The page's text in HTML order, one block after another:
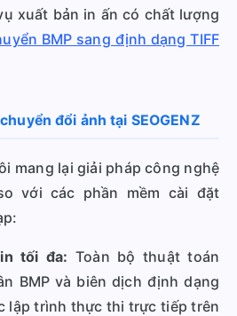
xuất bản in ấn có chất lượng
BMP sang định dạng TIFF
đổi ảnh tại SEOGENZ
mang lại giải pháp công nghệ
với các phần mềm cài đặt
tối đa: Toàn bộ thuật toán
BMP và biên dịch định dạng
lập trình thực thi trực tiếp trên